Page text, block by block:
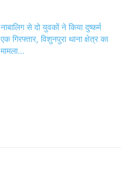
नाबालिग से दो युवकों ने किया दुष्कर्म
एक गिरफ्तार, विशुनपुरा थाना क्षेत्र का
मामला…